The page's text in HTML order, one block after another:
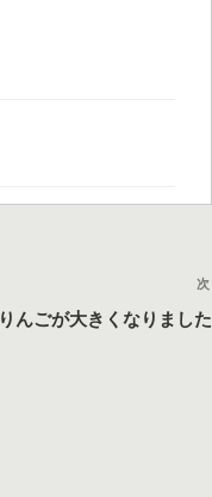
次
んごが大きくなりました